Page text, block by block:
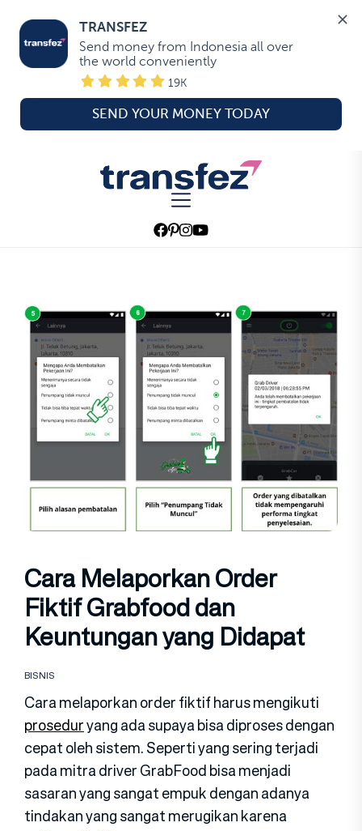
TRANSFEZ
Send money from Indonesia all over
the world conveniently
19K
SEND YOUR MONEY TODAY
Transfez
Cara Melaporkan Order
Fiktif Grabfood dan
Keuntungan yang Didapat
BISNIS
Cara melaporkan order fiktif harus mengikuti
proseduryang ada supaya bisa diproses dengan
cepat oleh sistem. Seperti yang sering terjadi
pada mitra driver GrabFood bisa menjadi
sasaran yang sangat empuk dengan adanya
tindakan yang sangat merugikan karena